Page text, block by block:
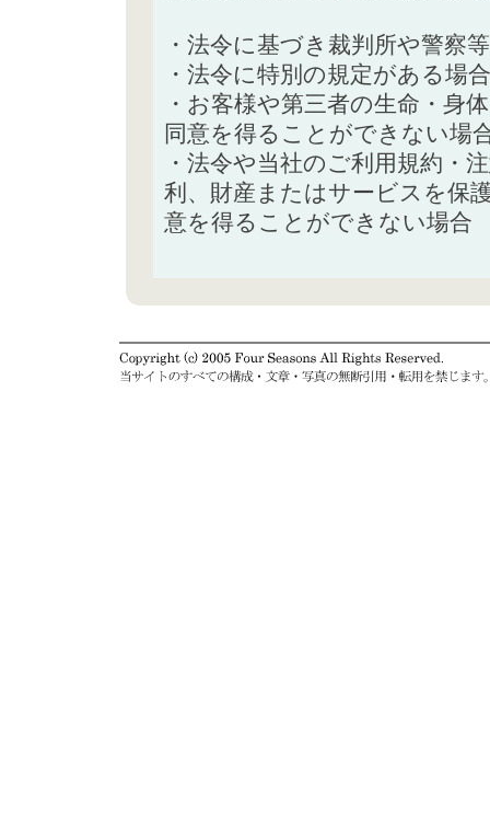
・法令に基づき裁判所や警察
・法令に特別の規定がある場合
・お客様や第三者の生命・身
同意を得ることができない場
・法令や当社のご利用規約・
利、財産またはサービスを保
意を得ることができない場合